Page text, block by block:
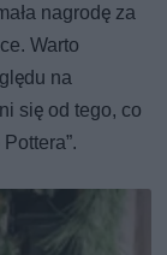
nagrodę za
Warto
na
się od tego, co